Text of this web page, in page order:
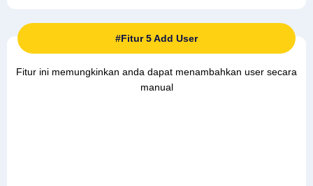
#Fitur 5 Add User
Fitur ini memungkinkan anda dapat menambahkan user secara
manual